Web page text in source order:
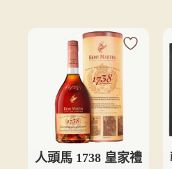
人頭馬 1738 皇家禮